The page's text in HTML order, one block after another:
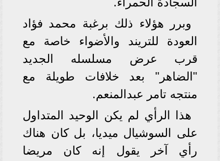
وبرر هؤلاء ذلك برغبة محمد فؤاد
العودة للتريند والأضواء خاصة مع
قرب عرض مسلسله الجديد
"الضاهر" بعد خلافات طويلة مع
منتجه تامر عبدالمنعم.
هذا الرأي لم يكن الوحيد المتداول
على السوشيال ميديا، بل كان هناك
رأي آخر يقول إنه كان مريضا